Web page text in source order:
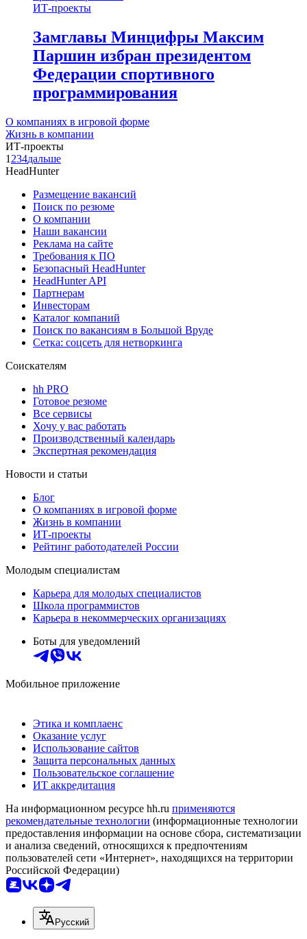
ИТ-проекты
Замглавы Минцифры Максим
Паршин избран президентом
Федерации спортивного
программирования
О компаниях в игровой форме
Жизнь в компании
ИТ-проекты
1 234дальше
HeadHunter
Размещение вакансий
Поиск по резюме
О компании
Наши вакансии
Реклама на сайте
Требования к ПО
Безопасный HeadHunter
HeadHunter API
Партнерам
Инвесторам
Каталог компаний
Поиск по вакансиям в Большой Вруде
Сетка: соцсеть для нетворкинга
Соискателям
hh PRO
Готовое резюме
Все сервисы
Хочу у вас работать
Производственный календарь
Экспертная рекомендация
Новости и статьи
Блог
О компаниях в игровой форме
Жизнь в компании
ИТ-проекты
Рейтинг работодателей России
Молодым специалистам
Карьера для молодых специалистов
Школа программистов
Карьера в некоммерческих организациях
Боты для уведомлений
Мобильное приложение
Этика и комплаенс
Оказание услуг
Использование сайтов
Защита персональных данных
Пользовательское соглашение
ИТ аккредитация
На информационном ресурсе hh.ru применяются
рекомендательные технологии (информационные технологии
предоставления информации на основе сбора, систематизации
и анализа сведений, относящихся к предпочтениям
пользователей сети «Интернет», находящихся на территории
Российской Федерации)
Русский